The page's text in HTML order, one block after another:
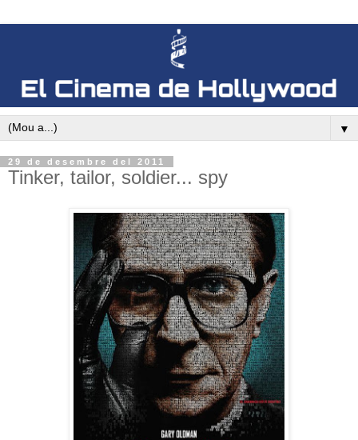
▼
29 de desembre del 2011
Tinker, tailor, soldier... spy